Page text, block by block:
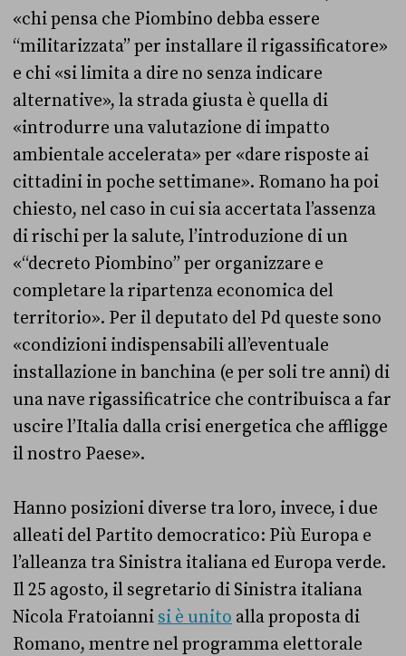
«chi pensa che Piombino debba essere
“militarizzata” per installare il rigassificatore»
e chi «si limita a dire no senza indicare
alternative», la strada giusta è quella di
«introdurre una valutazione di impatto
ambientale accelerata» per «dare risposte ai
cittadini in poche settimane». Romano ha poi
chiesto, nel caso in cui sia accertata l’assenza
di rischi per la salute, l’introduzione di un
«“decreto Piombino” per organizzare e
completare la ripartenza economica del
territorio». Per il deputato del Pd queste sono
«condizioni indispensabili all’eventuale
installazione in banchina (e per soli tre anni) di
una nave rigassificatrice che contribuisca a far
uscire l’Italia dalla crisi energetica che affligge
il nostro Paese».
Hanno posizioni diverse tra loro, invece, i due
alleati del Partito democratico: Più Europa e
l’alleanza tra Sinistra italiana ed Europa verde.
Il 25 agosto, il segretario di Sinistra italiana
Nicola Fratoianni si è unito alla proposta di
Romano, mentre nel programma elettorale